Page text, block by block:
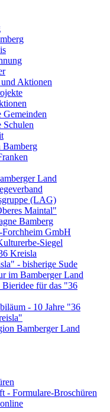
Aktionen
Gemeinden
Schulen
Bamberg
Land
(LAG)
Maintal"
Bamberg
GmbH
Siegel
Kreisla
- bisherige Sude
im Bamberger Land
Bieridee für das "36
- 10 Jahre "36
Bamberger Land
- Formulare-Broschüren